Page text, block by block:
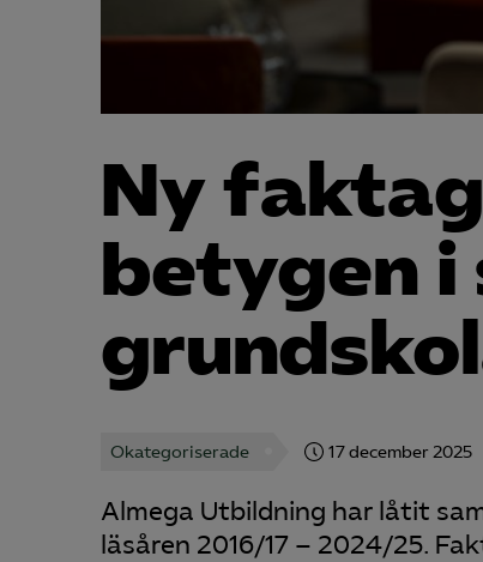
Ny
betygen i
Okategoriserade 17 december 2025
Almega Utbildning har låtit
läsåren 2016/17 – 2024/25.